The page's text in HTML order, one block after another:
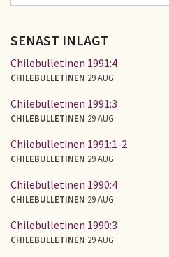
SENAST INLAGT
Chilebulletinen 1991:4
CHILEBULLETINEN 29 AUG
Chilebulletinen 1991:3
CHILEBULLETINEN 29 AUG
Chilebulletinen 1991:1-2
CHILEBULLETINEN 29 AUG
Chilebulletinen 1990:4
CHILEBULLETINEN 29 AUG
Chilebulletinen 1990:3
CHILEBULLETINEN 29 AUG